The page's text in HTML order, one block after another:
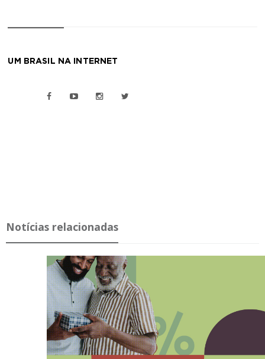
UM BRASIL NA INTERNET
Notícias relacionadas